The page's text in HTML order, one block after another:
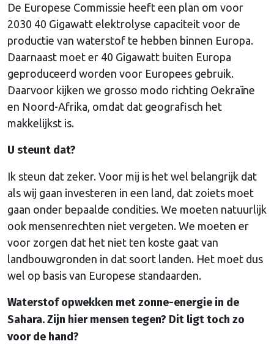
De Europese Commissie heeft een plan om voor
2030 40 Gigawatt elektrolyse capaciteit voor de
productie van waterstof te hebben binnen Europa.
Daarnaast moet er 40 Gigawatt buiten Europa
geproduceerd worden voor Europees gebruik.
Daarvoor kijken we grosso modo richting Oekraïne
en Noord-Afrika, omdat dat geografisch het
makkelijkst is.
U steunt dat?
Ik steun dat zeker. Voor mij is het wel belangrijk dat
als wij gaan investeren in een land, dat zoiets moet
gaan onder bepaalde condities. We moeten natuurlijk
ook mensenrechten niet vergeten. We moeten er
voor zorgen dat het niet ten koste gaat van
landbouwgronden in dat soort landen. Het moet dus
wel op basis van Europese standaarden.
Waterstof opwekken met zonne-energie in de
Sahara. Zijn hier mensen tegen? Dit ligt toch zo
voor de hand?